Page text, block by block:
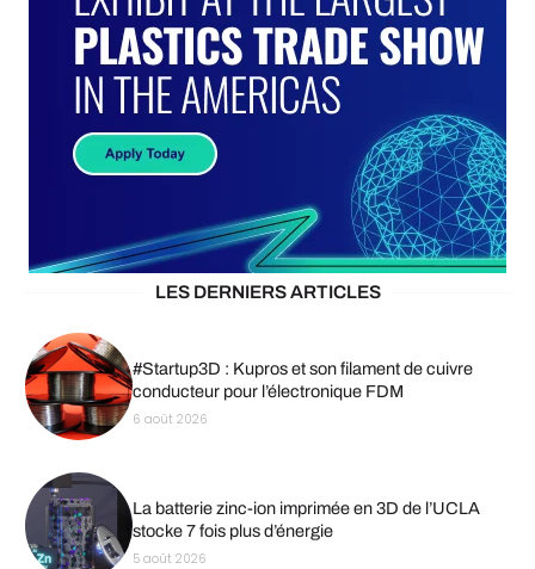
LES DERNIERS ARTICLES
#Startup3D : Kupros et son filament de cuivre
conducteur pour l’électronique FDM
6 août 2026
La batterie zinc-ion imprimée en 3D de l’UCLA
stocke 7 fois plus d’énergie
5 août 2026